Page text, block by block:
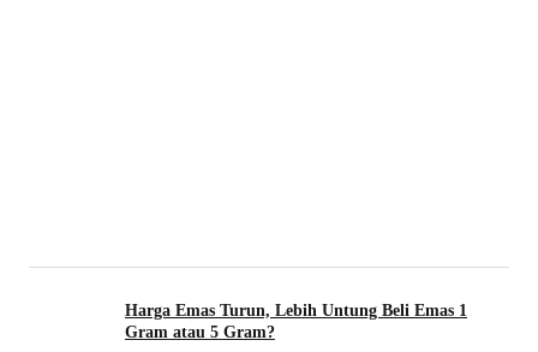
Harga Emas Turun, Lebih Untung Beli Emas 1
Gram atau 5 Gram?